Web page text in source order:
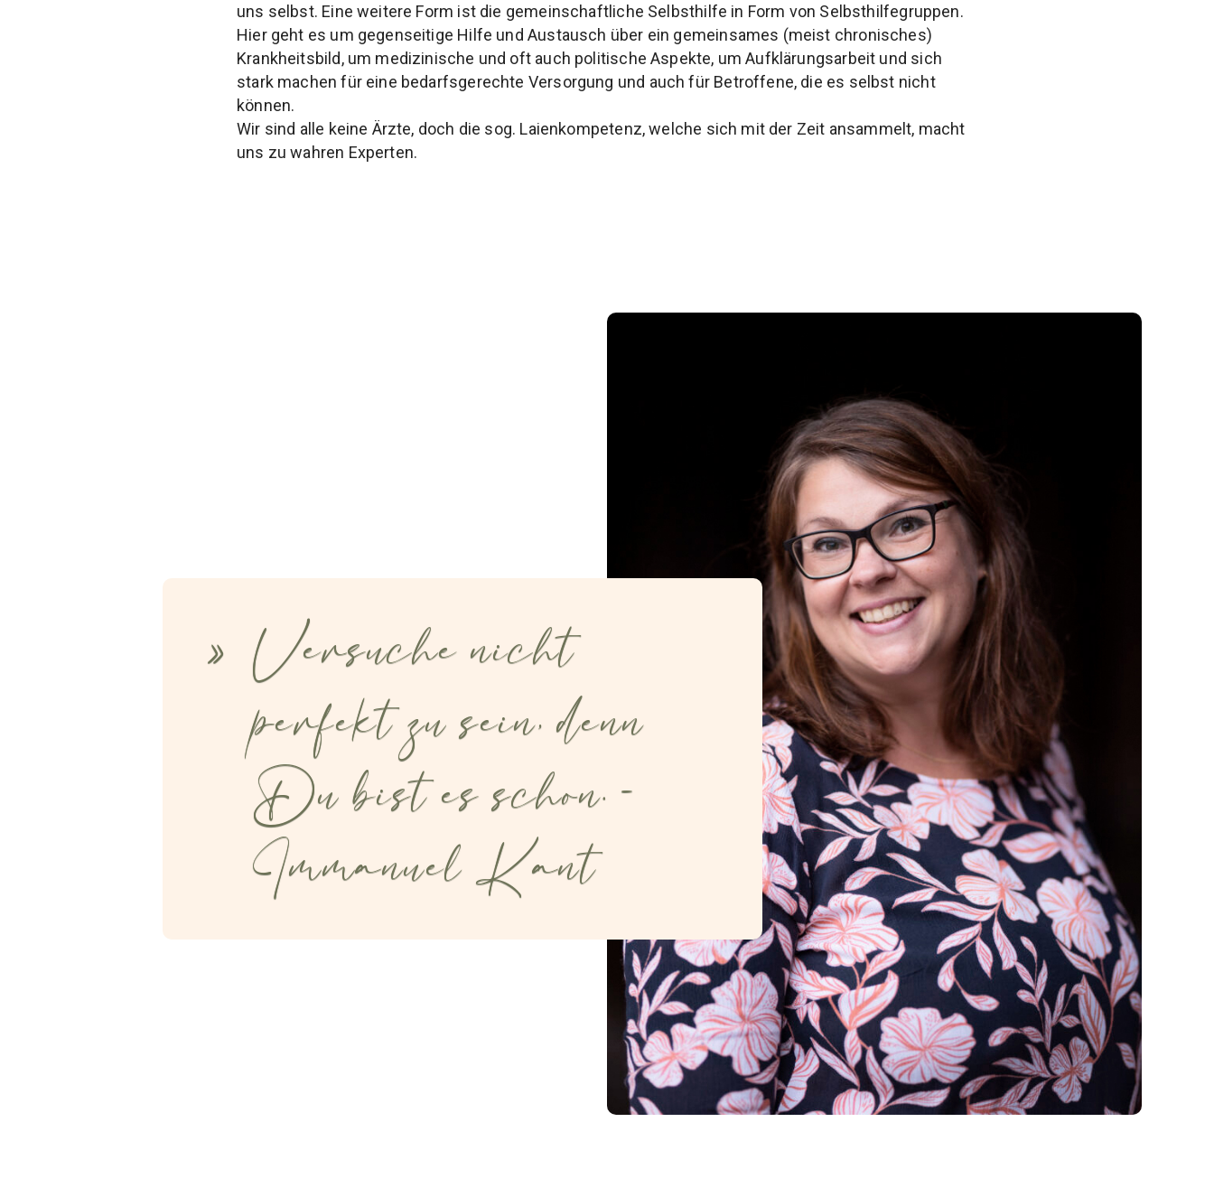
uns selbst. Eine weitere Form ist die gemeinschaftliche Selbsthilfe in Form von Selbsthilfegruppen.
Hier geht es um gegenseitige Hilfe und Austausch über ein gemeinsames (meist chronisches)
Krankheitsbild, um medizinische und oft auch politische Aspekte, um Aufklärungsarbeit und sich
stark machen für eine bedarfsgerechte Versorgung und auch für Betroffene, die es selbst nicht
können.
Wir sind alle keine Ärzte, doch die sog. Laienkompetenz, welche sich mit der Zeit ansammelt, macht
uns zu wahren Experten.
Versuche nicht
perfekt zu sein, denn
Du bist es schon. -
Immanuel Kant